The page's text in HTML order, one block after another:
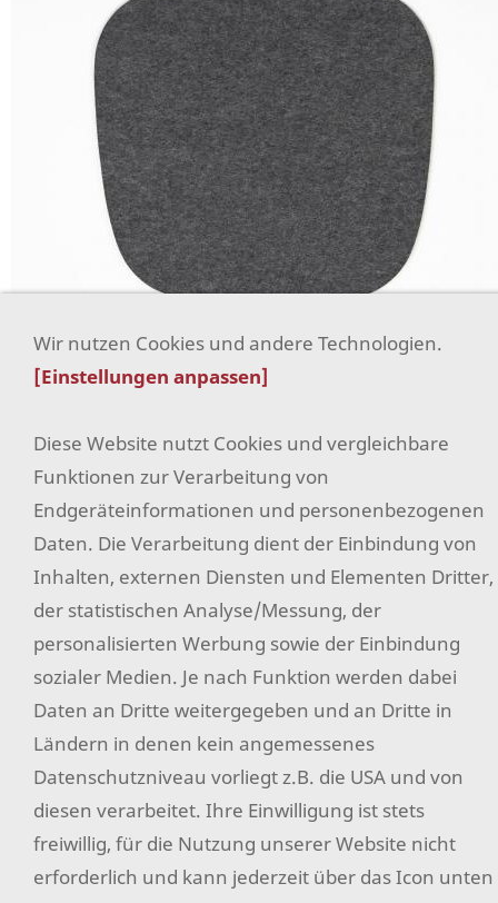
Filz
AGB
Widerrufsrecht
Hilfe
Versand & Zahlung
Impressum
Sitemap
Widerrufsformular
Facebook
Wir nutzen Cookies und andere Technologien.
[Einstellungen anpassen]
Diese Website nutzt Cookies und vergleichbare
Funktionen zur Verarbeitung von
Endgeräteinformationen und personenbezogenen
Daten. Die Verarbeitung dient der Einbindung von
Inhalten, externen Diensten und Elementen Dritter,
der statistischen Analyse/Messung, der
personalisierten Werbung sowie der Einbindung
sozialer Medien. Je nach Funktion werden dabei
Daten an Dritte weitergegeben und an Dritte in
Ländern in denen kein angemessenes
Datenschutzniveau vorliegt z.B. die USA und von
diesen verarbeitet. Ihre Einwilligung ist stets
freiwillig, für die Nutzung unserer Website nicht
erforderlich und kann jederzeit über das Icon unten